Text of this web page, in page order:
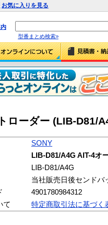
お気に入りを見る
型番まとめ検索»
ローダー (LIB-D81/
SONY
LIB-D81/A4G AIT-4オ
LIB-D81/A4G
当社販売日後センドバ
4901780984312
て
特定商取引法に基づく